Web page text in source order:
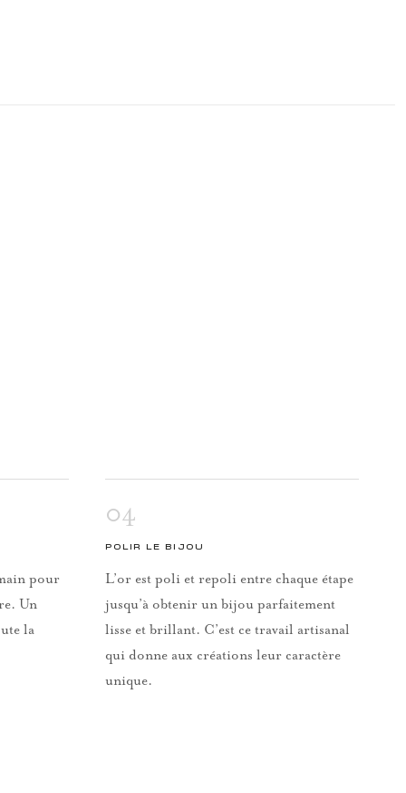
pour
Un
la
04
POLIR LE BIJOU
L’or est poli et repoli entre chaque étape
jusqu’à obtenir un bijou parfaitement
lisse et brillant. C’est ce travail artisanal
qui donne aux créations leur caractère
unique.